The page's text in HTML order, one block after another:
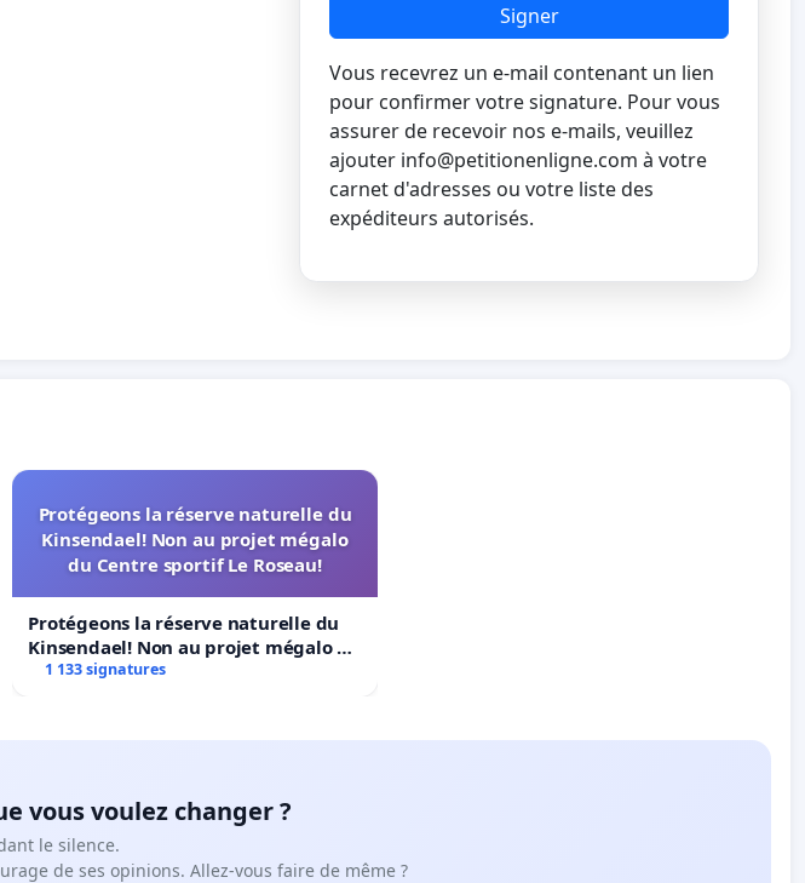
Signer
Vous recevrez un e-mail contenant un lien
pour confirmer votre signature. Pour vous
assurer de recevoir nos e-mails, veuillez
ajouter info@petitionenligne.com à votre
carnet d'adresses ou votre liste des
expéditeurs autorisés.
Protégeons la réserve naturelle du
Kinsendael! Non au projet mégalo
du Centre sportif Le Roseau!
Protégeons la réserve naturelle du
Kinsendael! Non au projet mégalo du
Centre sportif Le Roseau!
1 133 signatures
vous voulez changer ?
le silence.
de ses opinions. Allez-vous faire de même ?